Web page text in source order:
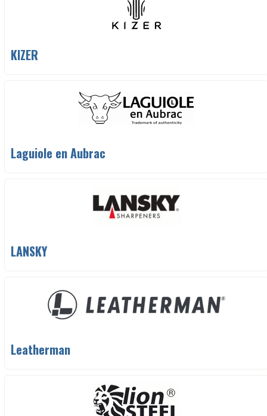
KIZER
Laguiole en Aubrac
LANSKY
Leatherman